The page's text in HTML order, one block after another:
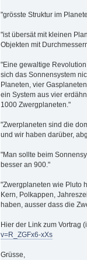
"grösste Struktur im
"ist übersät mit kleinen
Objekten mit
"Eine gewaltige
sich das Sonnensystem
Planeten, vier
ein System aus vier
1000 Zwergplaneten."
"Zwerplaneten sind die
und wir haben darüber,
"Man sollte beim
besser an 900."
"Zwergplaneten wie Pluto
Kern, Polkappen,
haben, ausser dass die
Hier der Link zum Vortrag
v=R_ZGFx6-xXs
Grüsse,